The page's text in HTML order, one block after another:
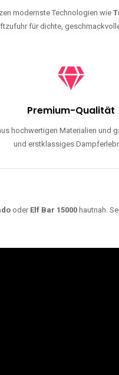
modernste Technologien wie
für dichte,
Premium-Qualität
hochwertigen Materialien und
und erstklassiges
oder Elf Bar 15000 hautnah.